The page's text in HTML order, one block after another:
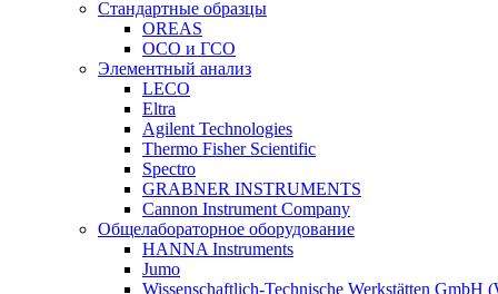
Стандартные образцы
OREAS
ОСО и ГСО
Элементный анализ
LECO
Eltra
Agilent Technologies
Thermo Fisher Scientific
Spectro
GRABNER INSTRUMENTS
Cannon Instrument Company
Общелабораторное оборудование
HANNA Instruments
Jumo
Wissenschaftlich-Technische Werkstätten GmbH